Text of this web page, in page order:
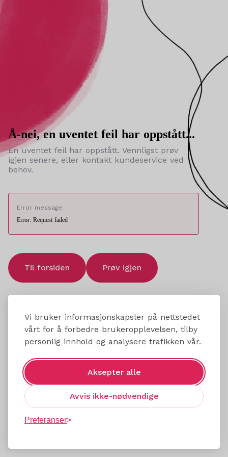
Vi bruker informasjonskapsler på nettstedet
vårt for å forbedre brukeropplevelsen, tilby
personlig innhold og analysere trafikken vår.
Aksepter alle
Avvis ikke-nødvendige
Preferanser
Å-nei, en uventet feil har oppstått...
En uventet feil har oppstått. Vennligst prøv
igjen senere, eller kontakt kundeservice ved
behov.
Error message:
Error: Request failed
Til forsiden Prøv igjen